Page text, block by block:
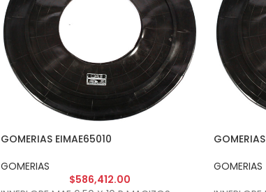
GOMERIAS EIMAE65010
GOMERIAS
$586,412.00
GOMERIAS